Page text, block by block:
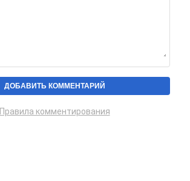
Правила комментирования